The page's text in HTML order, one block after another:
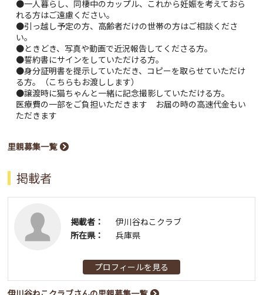
●一人暮らし、同棲中のカップル、これから妊娠を考えておら
れる方はご遠慮ください。
●引っ越し予定の方、高齢者だけの世帯の方はご相談くださ
い。
●ときどき、写真や動画で近況報告してくださる方。
●誓約書にサインをしていただける方。
●身分証明書を提示していただき、コピーを取らせていただけ
る方。（こちらもお渡しします）
●譲渡時に猫ちゃんと一緒に記念撮影していただける方。
医療費の一部をご負担いただきます お届の時の高速代金もい
ただきます
里親募集一覧
掲載者
掲載者：
伊川谷ねこクラブ
所在県：
兵庫県
プロフィールを見る